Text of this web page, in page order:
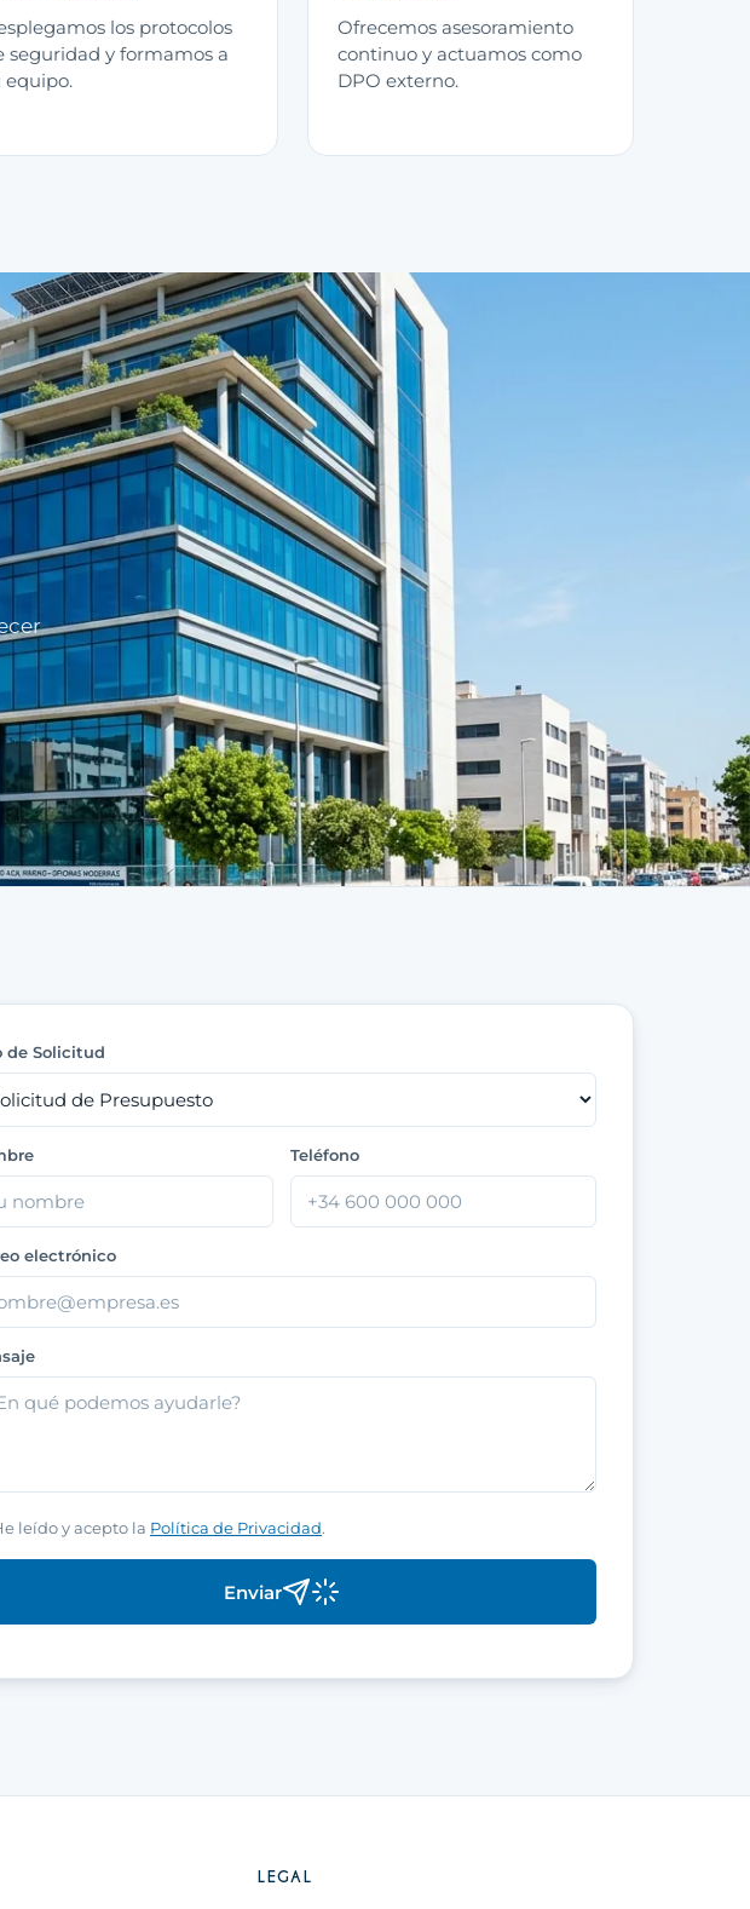
los protocolos
seguridad y formamos a
equipo.
Ofrecemos asesoramiento
continuo y actuamos como
DPO externo.
de Solicitud
Teléfono
electrónico
leído y acepto la Política de Privacidad.
Enviar
LEGAL